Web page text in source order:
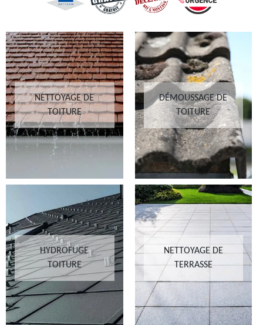
NETTOYAGE DE
TOITURE
DÉMOUSSAGE DE
TOITURE
HYDROFUGE
TOITURE
NETTOYAGE DE
TERRASSE